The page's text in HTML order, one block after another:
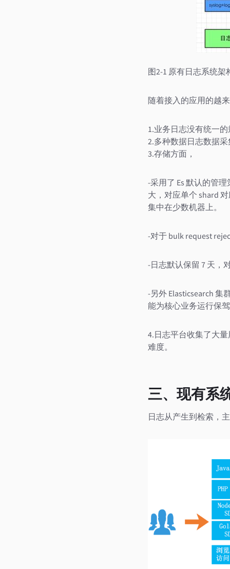
图2-1 原有日志系统架
随着接入的应用的越
1.业务日志没有统一
2.多种数据日志数据
3.存储方面，
-采用了 Es 默认的管
大，对应单个 shard
集中在少数机器上。
-对于 bulk request
-日志默认保留 7 天，
-另外 Elasticsearch
能为核心业务运行保
4.日志平台收集了大
难度。
三、现有系
日志从产生到检索，